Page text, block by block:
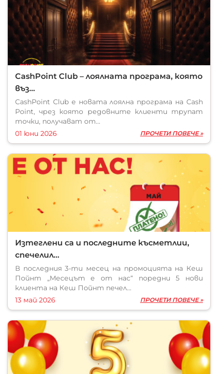
CashPoint Club – лоялната програма, която
въз...
CashPoint Club е новата лоялна програма на Cash
Point, чрез която редовните клиенти трупат
точки, получават от...
01 юни 2026
ПРОЧЕТИ ПОВЕЧЕ »
Изтеглени са и последните късметлии,
спечелил...
В последния 3-ти месец на промоцията на Кеш
Пойнт „Месецът е от нас“ поредни 5 нови
клиента на Кеш Пойнт печел...
13 май 2026
ПРОЧЕТИ ПОВЕЧЕ »